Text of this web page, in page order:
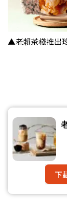
▲老賴茶棧推出
下